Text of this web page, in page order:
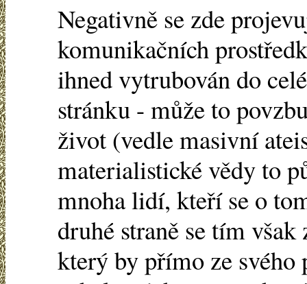
Negativně se zde
komunikačních
ihned vytrubován do
stránku - může to
život (vedle masivní
materialistické vědy to
mnoha lidí, kteří se o
druhé straně se tím
který by přímo ze